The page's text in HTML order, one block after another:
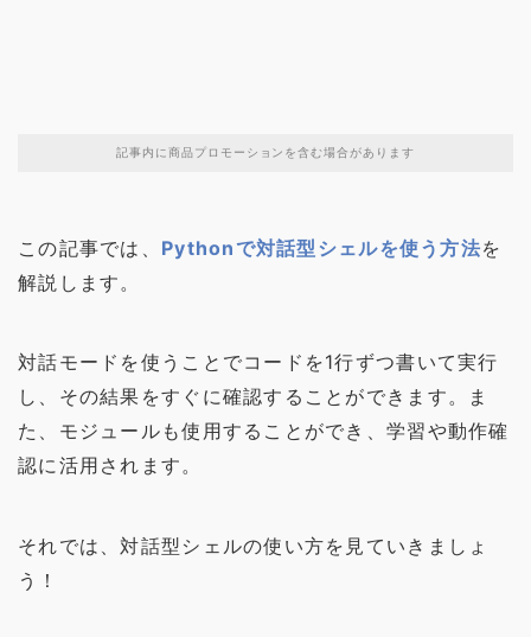
記事内に商品プロモーションを含む場合があります
この記事では、 Pythonで対話型シェルを使う方法を
解説します。
対話モードを使うことでコードを1行ずつ書いて実行
し、その結果をすぐに確認することができます。ま
た、モジュールも使用することができ、学習や動作確
認に活用されます。
それでは、対話型シェルの使い方を見ていきましょ
う！